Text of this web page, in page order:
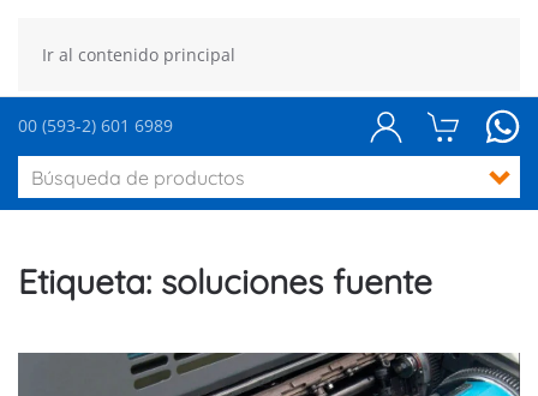
Ir al contenido principal
00 (593-2) 601 6989
Etiqueta: soluciones fuente